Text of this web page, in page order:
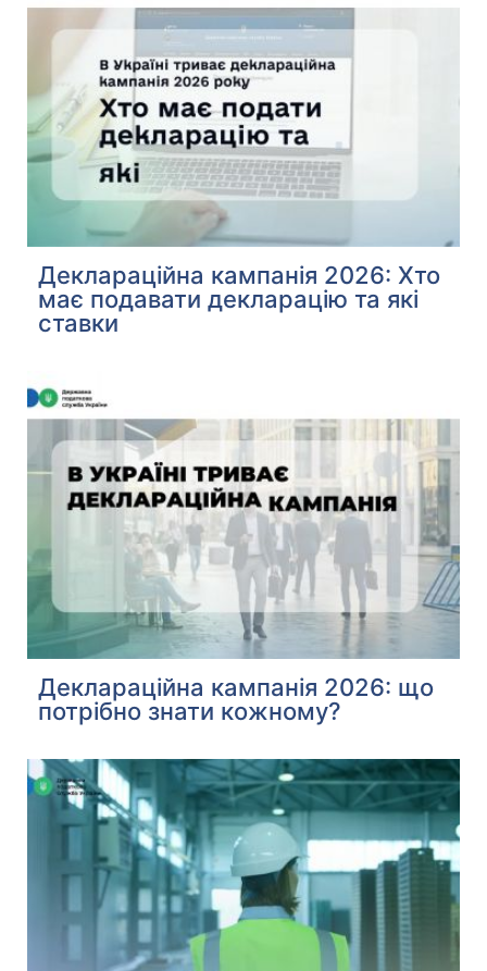
Деклараційна кампанія 2026: Хто
має подавати декларацію та які
ставки
Деклараційна кампанія 2026: що
потрібно знати кожному?